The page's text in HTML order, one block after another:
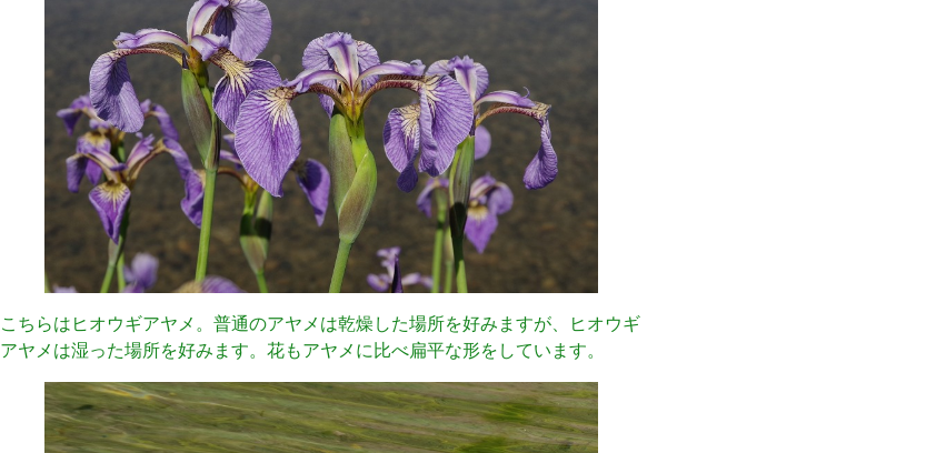
こちらはヒオウギアヤメ。普通のアヤメは乾燥した場所を好みますが、ヒオウギ
アヤメは湿った場所を好みます。花もアヤメに比べ扁平な形をしています。